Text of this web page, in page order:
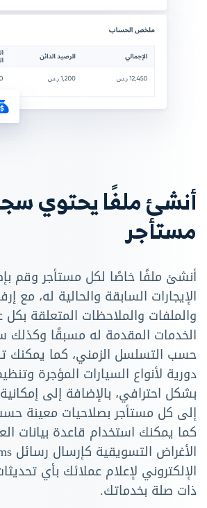
أنشئ ملفًا يحتوي
مستأجر
أنشئ ملفًا خاصًا لكل مستأجر وقم
الإيجارات السابقة والحالية له، مع
والملفات والملاحظات المتعلقة
الخدمات المقدمة له مسبقًا وكذلك
حسب التسلسل الزمني، كما يمكنك
دورية لأنواع السيارات المؤجرة
بشكل احترافي، بالإضافة إلى
إلى كل مستأجر بصلاحيات معينة
كما يمكنك استخدام قاعدة بيانات
الإلكتروني لإعلام عملائك بأي
ذات صلة بخدماتك.